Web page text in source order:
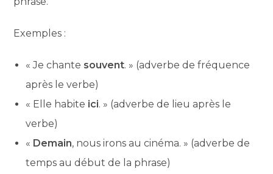
Exemples :
« Je chante souvent. » (adverbe de fréquence
après le verbe)
« Elle habite ici. » (adverbe de lieu après le
verbe)
« Demain, nous irons au cinéma. » (adverbe de
temps au début de la phrase)